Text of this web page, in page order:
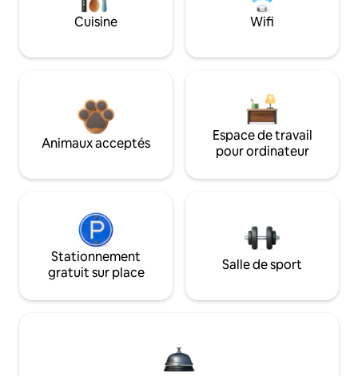
Cuisine Wifi
Animaux acceptés
Espace de travail
pour ordinateur
Stationnement
gratuit sur place
Salle de sport